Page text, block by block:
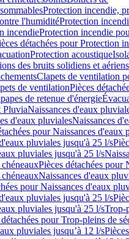
Protection incendie,
l'humiditéProtection
incendieProtection incendie
détachées pour Protection
Protection acoustique
des bruits solidiens et aériens
Clapets de ventilation
de ventilationPièces
de retenue d'énergie
PluviaNaissances d'eaux
d'eaux pluvialesNaissances
pour Naissances d'eaux
pluviales jusqu'à 25 l/s
pluviales jusqu'à 25 l/s
Pièces détachées pour
Naissances d'eaux
pour Naissances d'eaux
pluviales jusqu'à 25 l/s
pluviales jusqu'à 25 l/sTrop-
pour Trop-pleins de
pluviales jusqu’à 12 l/s